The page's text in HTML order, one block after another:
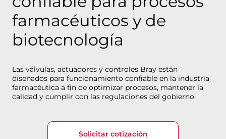
farmacéuticos y de
biotecnología
Las válvulas, actuadores y controles Bray están
diseñados para funcionamiento confiable en la industria
farmacéutica a fin de optimizar procesos, mantener la
calidad y cumplir con las regulaciones del gobierno.
Solicitar cotización